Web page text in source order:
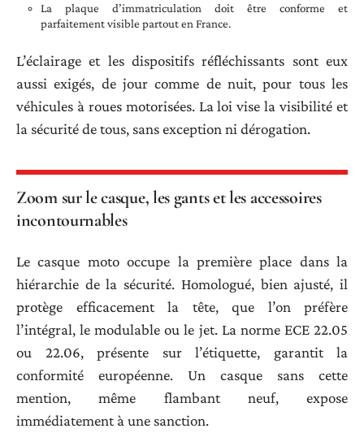
La plaque d’immatriculation doit être conforme et
parfaitement visible partout en France.
L’éclairage et les dispositifs réfléchissants sont eux
aussi exigés, de jour comme de nuit, pour tous les
véhicules à roues motorisées. La loi vise la visibilité et
la sécurité de tous, sans exception ni dérogation.
Zoom sur le casque, les gants et les accessoires
incontournables
Le casque moto occupe la première place dans la
hiérarchie de la sécurité. Homologué, bien ajusté, il
protège efficacement la tête, que l’on préfère
l’intégral, le modulable ou le jet. La norme ECE 22.05
ou 22.06, présente sur l’étiquette, garantit la
conformité européenne. Un casque sans cette
mention, même flambant neuf, expose
immédiatement à une sanction.